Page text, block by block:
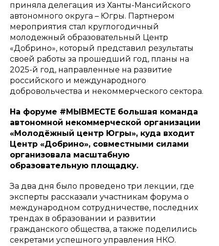
приняла делегация из Ханты-Мансийского
автономного округа – Югры. Партнером
мероприятия стал круглогодичный
молодежный образовательный Центр
«Добрино», который представил результаты
своей работы за прошедший год, планы на
2025-й год, направленные на развитие
российского и международного
добровольчества и некоммерческого сектора.
На форуме #МЫВМЕСТЕ большая команда
автономной некоммерческой организации
«Молодёжный центр Югры», куда входит
Центр «Добрино», совместными силами
организовала масштабную
образовательную площадку.
За два дня было проведено три лекции, где
эксперты рассказали участникам форума о
международном сотрудничестве, последних
трендах в образовании и развитии
гражданского общества, а также поделились
секретами успешного управления НКО.